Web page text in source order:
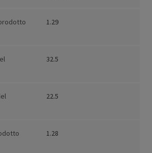
1.29
32.5
22.5
1.28